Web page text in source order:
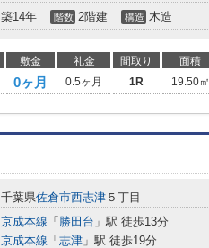
築14年 階数 2階建 構造 木造
敷金 礼金 間取り 面積
0ヶ月 0.5ヶ月 1R 19.50㎡
千葉県佐倉市西志津 ５丁目
京成本線 「 勝田台 」駅 徒歩13分
京成本線 「 志津 」駅 徒歩19分